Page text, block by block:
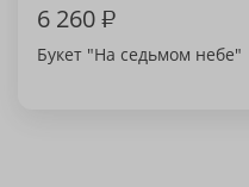
6 260₽
Букет "На седьмом небе"